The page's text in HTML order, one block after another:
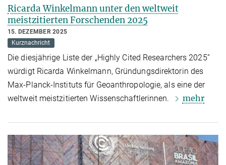
Ricarda Winkelmann unter den weltweit
meistzitierten Forschenden 2025
15. DEZEMBER 2025
Kurznachricht
Die diesjährige Liste der „Highly Cited Researchers 2025”
würdigt Ricarda Winkelmann, Gründungsdirektorin des
Max-Planck-Instituts für Geoanthropologie, als eine der
weltweit meistzitierten Wissenschaftlerinnen.
mehr